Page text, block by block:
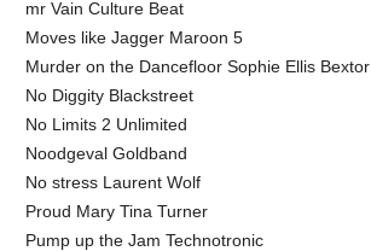
mr Vain Culture Beat
Moves like Jagger Maroon 5
Murder on the Dancefloor Sophie Ellis Bextor
No Diggity Blackstreet
No Limits 2 Unlimited
Noodgeval Goldband
No stress Laurent Wolf
Proud Mary Tina Turner
Pump up the Jam Technotronic